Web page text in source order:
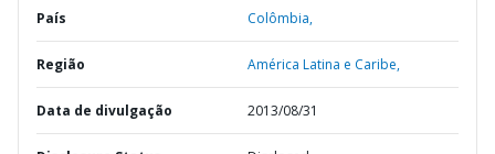
País Colômbia,
Região América Latina e Caribe,
Data de divulgação 2013/08/31